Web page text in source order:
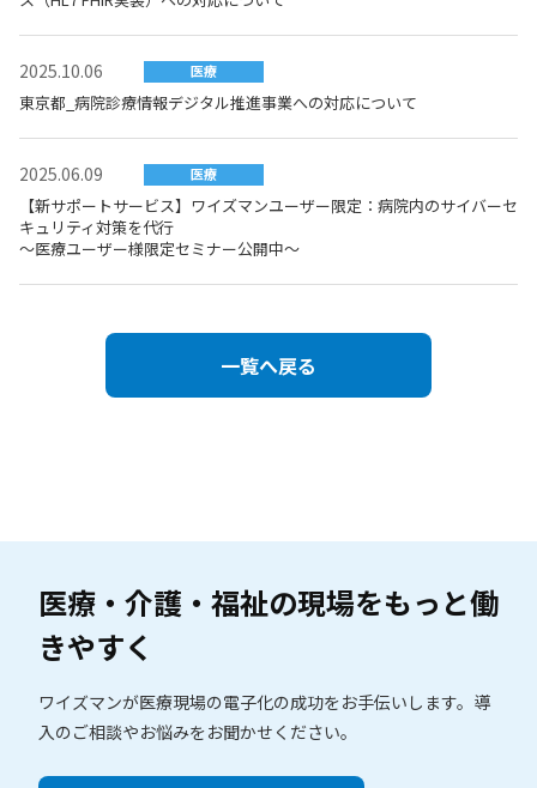
2025.10.06 医療
東京都_病院診療情報デジタル推進事業への対応について
2025.06.09 医療
【新サポートサービス】ワイズマンユーザー限定：病院内のサイバーセ
キュリティ対策を代行
～医療ユーザー様限定セミナー公開中～
一覧へ戻る
医療・介護・福祉の現場をもっと働
きやすく
ワイズマンが医療現場の電子化の成功をお手伝いします。 導
入のご相談やお悩みをお聞かせください。